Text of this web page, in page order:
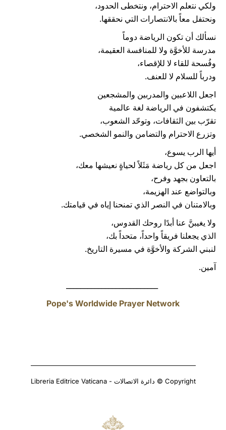
ولكي نتعلم الاحترام، ونتخطى الحدود،
ونحتفل معاً بالانتصارات التي نحققها.
نسألك أن تكون الرياضة دوماً
مدرسة للأخوَّة ولا للمنافسة العقيمة،
وفُسحة للقاء لا للإقصاء،
ودرباً للسلام لا للعنف.
اجعل اللاعبين والمدربين والمشجعين
يكتشفون في الرياضة لغة عالمية
تقرّب بين الثقافات، وتوحّد الشعوب،
وتزرع الاحترام والتضامن والنمو الشخصي.
أيها الرب يسوع،
اجعل من كل رياضة مَثَلاً لحياةٍ نعيشها معك،
بالتعاون بجهد وفرح،
وبالتواضع عند الهزيمة،
وبالامتنان في النصر الذي تمنحنا إياه في قيامتك.
ولا يغيبنَّ عنا أبدًا روحك القدوس،
الذي يجعلنا فريقاً واحداً، متحداً بك،
لنبني الشركة والأخوَّة في مسيرة التاريخ.
آمين.
Pope's Worldwide Prayer Network
Copyright © دائرة الاتصالات - Libreria Editrice Vaticana